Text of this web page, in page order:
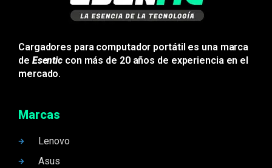
Cargadores para computador portátil es una marca
de Esentic con más de 20 años de experiencia en el
mercado.
Marcas
Lenovo
Asus